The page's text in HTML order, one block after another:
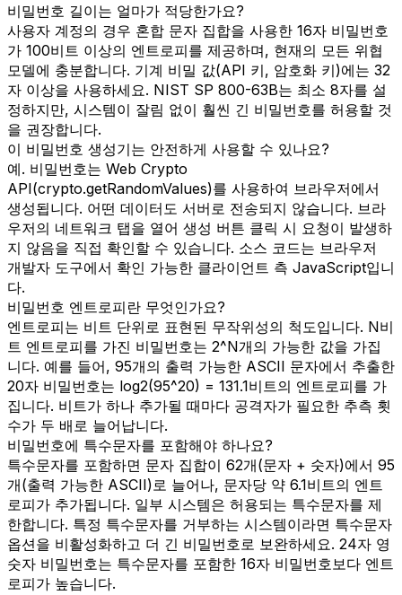
비밀번호 길이는 얼마가 적당한가요?
사용자 계정의 경우 혼합 문자 집합을 사용한 16자 비밀번호
가 100비트 이상의 엔트로피를 제공하며, 현재의 모든 위협
모델에 충분합니다. 기계 비밀 값(API 키, 암호화 키)에는 32
자 이상을 사용하세요. NIST SP 800-63B는 최소 8자를 설
정하지만, 시스템이 잘림 없이 훨씬 긴 비밀번호를 허용할 것
을 권장합니다.
이 비밀번호 생성기는 안전하게 사용할 수 있나요?
예. 비밀번호는 Web Crypto
API(crypto.getRandomValues)를 사용하여 브라우저에서
생성됩니다. 어떤 데이터도 서버로 전송되지 않습니다. 브라
우저의 네트워크 탭을 열어 생성 버튼 클릭 시 요청이 발생하
지 않음을 직접 확인할 수 있습니다. 소스 코드는 브라우저
개발자 도구에서 확인 가능한 클라이언트 측 JavaScript입니
다.
비밀번호 엔트로피란 무엇인가요?
엔트로피는 비트 단위로 표현된 무작위성의 척도입니다. N비
트 엔트로피를 가진 비밀번호는 2^N개의 가능한 값을 가집
니다. 예를 들어, 95개의 출력 가능한 ASCII 문자에서 추출한
20자 비밀번호는 log2(95^20) = 131.1비트의 엔트로피를 가
집니다. 비트가 하나 추가될 때마다 공격자가 필요한 추측 횟
수가 두 배로 늘어납니다.
비밀번호에 특수문자를 포함해야 하나요?
특수문자를 포함하면 문자 집합이 62개(문자 + 숫자)에서 95
개(출력 가능한 ASCII)로 늘어나, 문자당 약 6.1비트의 엔트
로피가 추가됩니다. 일부 시스템은 허용되는 특수문자를 제
한합니다. 특정 특수문자를 거부하는 시스템이라면 특수문자
옵션을 비활성화하고 더 긴 비밀번호로 보완하세요. 24자 영
숫자 비밀번호는 특수문자를 포함한 16자 비밀번호보다 엔트
로피가 높습니다.